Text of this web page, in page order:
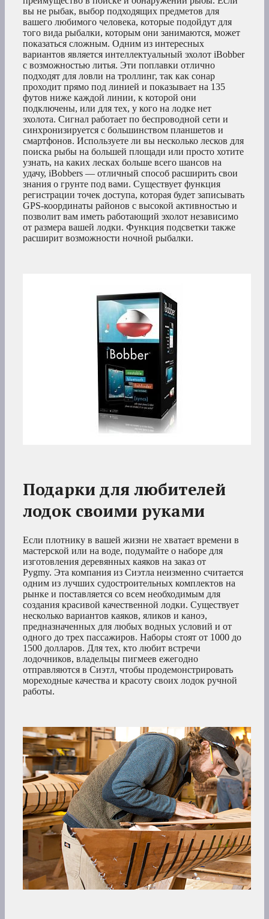
вы не рыбак, выбор подходящих предметов для
вашего любимого человека, которые подойдут для
того вида рыбалки, которым они занимаются, может
показаться сложным. Одним из интересных
вариантов является интеллектуальный эхолот iBobber
с возможностью литья. Эти поплавки отлично
подходят для ловли на троллинг, так как сонар
проходит прямо под линией и показывает на 135
футов ниже каждой линии, к которой они
подключены, или для тех, у кого на лодке нет
эхолота. Сигнал работает по беспроводной сети и
синхронизируется с большинством планшетов и
смартфонов. Используете ли вы несколько лесков для
поиска рыбы на большей площади или просто хотите
узнать, на каких лесках больше всего шансов на
удачу, iBobbers — отличный способ расширить свои
знания о грунте под вами. Существует функция
регистрации точек доступа, которая будет записывать
GPS-координаты районов с высокой активностью и
позволит вам иметь работающий эхолот независимо
от размера вашей лодки. Функция подсветки также
расширит возможности ночной рыбалки.
Подарки для любителей
лодок своими руками
Если плотнику в вашей жизни не хватает времени в
мастерской или на воде, подумайте о наборе для
изготовления деревянных каяков на заказ от
Pygmy. Эта компания из Сиэтла неизменно считается
одним из лучших судостроительных комплектов на
рынке и поставляется со всем необходимым для
создания красивой качественной лодки. Существует
несколько вариантов каяков, яликов и каноэ,
предназначенных для любых водных условий и от
одного до трех пассажиров. Наборы стоят от 1000 до
1500 долларов. Для тех, кто любит встречи
лодочников, владельцы пигмеев ежегодно
отправляются в Сиэтл, чтобы продемонстрировать
мореходные качества и красоту своих лодок ручной
работы.